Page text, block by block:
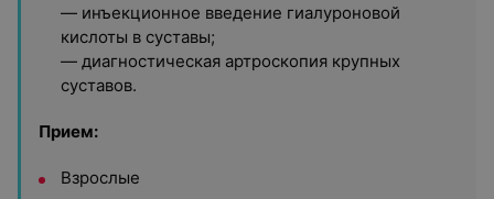
— инъекционное введение гиалуроновой
кислоты в суставы;
— диагностическая артроскопия крупных
суставов.
Прием:
Взрослые